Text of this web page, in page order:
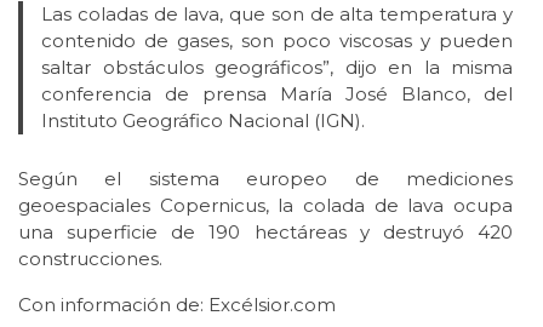
Las coladas de lava, que son de alta temperatura y
contenido de gases, son poco viscosas y pueden
saltar obstáculos geográficos”, dijo en la misma
conferencia de prensa María José Blanco, del
Instituto Geográfico Nacional (IGN).
Según el sistema europeo de mediciones
geoespaciales Copernicus, la colada de lava ocupa
una superficie de 190 hectáreas y destruyó 420
construcciones.
Con información de: Excélsior.com